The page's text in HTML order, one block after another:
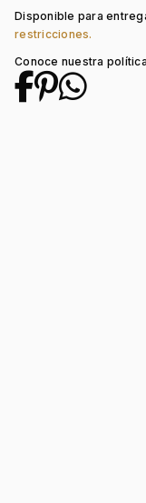
Disponible para
restricciones.
Conoce nuestra